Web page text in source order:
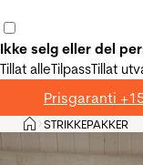
Ikke selg eller del
Tillat alleTilpassTillat
Prisgaranti
Hjem
>STRIKKEPAKKER